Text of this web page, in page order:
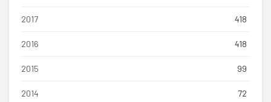
2017 418
2016 418
2015 99
2014 72